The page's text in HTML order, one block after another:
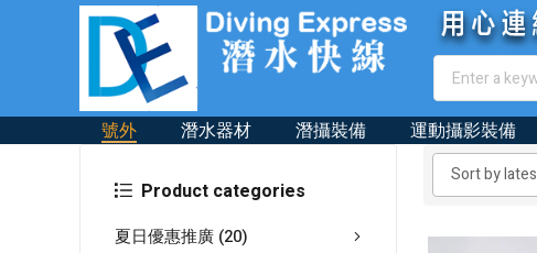
號外 潛水器材 潛攝裝備 運動攝影裝備
Product categories
夏日優惠推廣 (20)